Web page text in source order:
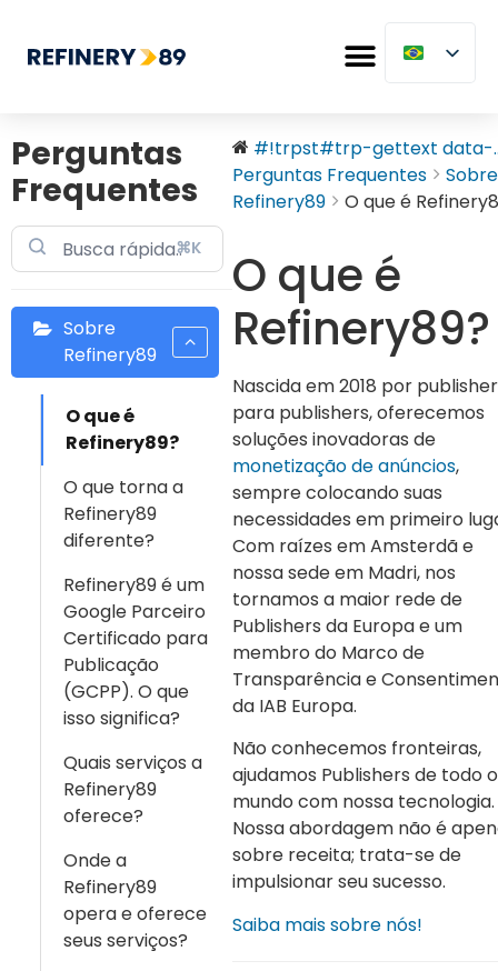
Perguntas
Frequentes
⌘K
Sobre
Refinery89
O que é
Refinery89?
O que torna a
Refinery89
diferente?
Refinery89 é um
Google Parceiro
Certificado para
Publicação
(GCPP). O que
isso significa?
Quais serviços a
Refinery89
oferece?
Onde a
Refinery89
opera e oferece
seus serviços?
#!trpst#trp-gettext data-
Perguntas Frequentes
Sobre
Refinery89
O que é
O que é
Refinery89?
Nascida em 2018 por
para publishers, oferecemos
soluções inovadoras de
monetização de anúncios,
sempre colocando suas
necessidades em primeiro
Com raízes em Amsterdã e
nossa sede em Madri, nos
tornamos a maior rede de
Publishers da Europa e um
membro do Marco de
Transparência e
da IAB Europa.
Não conhecemos fronteiras,
ajudamos Publishers de todo o
mundo com nossa tecnologia.
Nossa abordagem não é
sobre receita; trata-se de
impulsionar seu sucesso.
Saiba mais sobre nós!